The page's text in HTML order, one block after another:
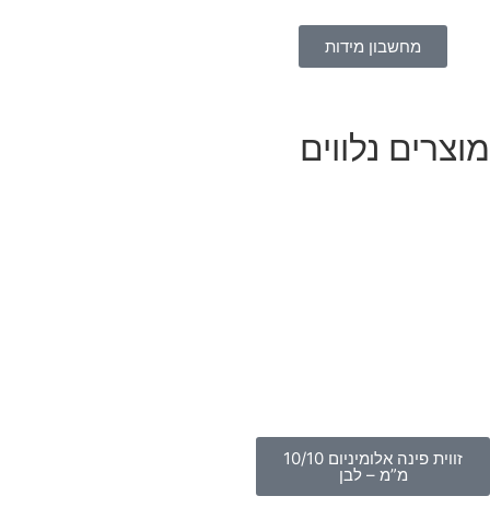
מידות
נלווים
זווית פינה אלומיניום 10/10